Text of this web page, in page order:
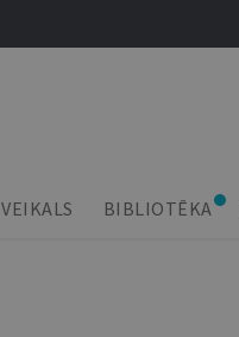
VEIKALS BIBLIOTĒKA